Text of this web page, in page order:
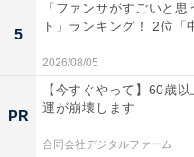
All About ニュースの編集者。
ドにフォーカスした記事執筆や
ちにAll About ニュースチーム
チャー・エンタメなどを中心に
5
「ファンサがすごいと
ト」ランキング！ 2位「
2026/08/05
PR
【今すぐやって】60歳
運が崩壊します
合同会社デジタルファーム